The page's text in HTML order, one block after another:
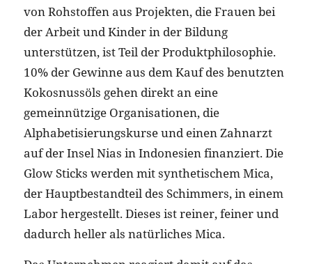
von Rohstoffen aus Projekten, die Frauen bei
der Arbeit und Kinder in der Bildung
unterstützen, ist Teil der Produktphilosophie.
10% der Gewinne aus dem Kauf des benutzten
Kokosnussöls gehen direkt an eine
gemeinnützige Organisationen, die
Alphabetisierungskurse und einen Zahnarzt
auf der Insel Nias in Indonesien finanziert. Die
Glow Sticks werden mit synthetischem Mica,
der Hauptbestandteil des Schimmers, in einem
Labor hergestellt. Dieses ist reiner, feiner und
dadurch heller als natürliches Mica.